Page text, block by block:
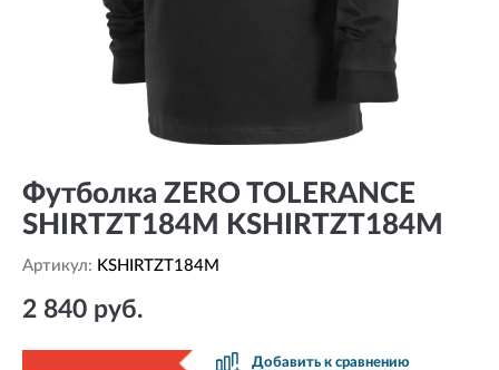
Футболка ZERO TOLERANCE
SHIRTZT184M KSHIRTZT184M
Артикул: KSHIRTZT184M
2 840 руб.
Добавить к сравнению